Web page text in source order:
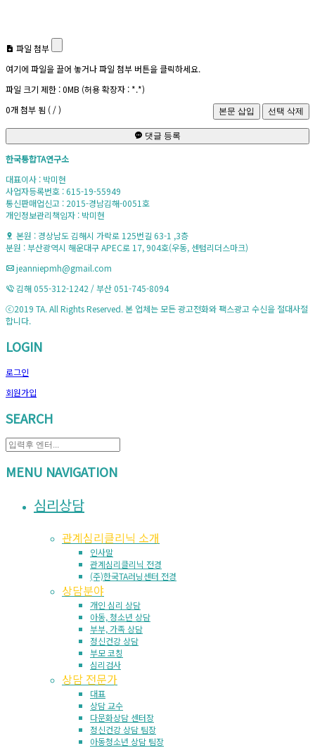
파일 첨부
여기에 파일을 끌어 놓거나 파일 첨부 버튼을 클릭하세요.
파일 크기 제한 :0MB (허용 확장자 : *.*)
0개 첨부 됨 ( /)
댓글 등록
한국통합TA연구소
대표이사 : 박미현
사업자등록번호 : 615-19-55949
통신판매업신고 : 2015-경남김해-0051호
개인정보관리책임자 : 박미현
본원 : 경상남도 김해시 가락로 125번길 63-1 ,3층
분원 : 부산광역시 해운대구 APEC로 17, 904호(우동, 센텀리더스마크)
jeanniepmh@gmail.com
김해 055-312-1242 / 부산 051-745-8094
ⓒ2019 TA. All Rights Reserved. 본 업체는 모든 광고전화와 팩스광고 수신을 절대사절
합니다.
LOGIN
로그인
회원가입
SEARCH
MENU NAVIGATION
심리상담
관계심리클리닉 소개
인사말
관계심리클리닉 전경
(주)한국TA러닝센터 전경
상담분야
개인 심리 상담
아동, 청소년 상담
부부, 가족 상담
정신건강 상담
부모 코칭
심리검사
상담 전문가
대표
상담 교수
다문화상담 센터장
정신건강 상담 팀장
아동청소년 상담 팀장